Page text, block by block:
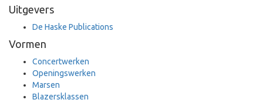
Uitgevers
De Haske Publications
Vormen
Concertwerken
Openingswerken
Marsen
Blazersklassen